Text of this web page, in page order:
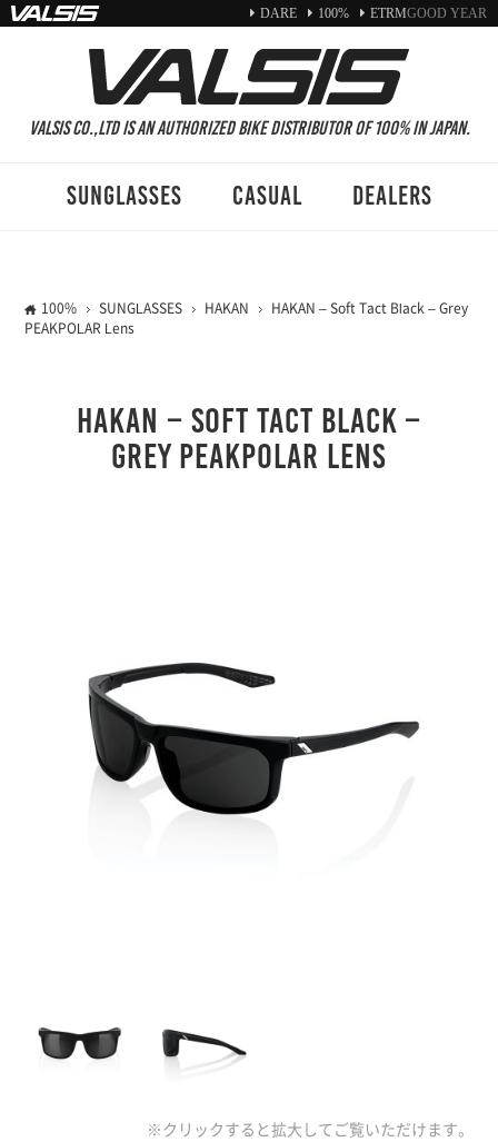
DARE 100% ETRMGOOD YEAR
VALSIS CO.,LTD is an authorized Bike distributor of 100% in Japan.
SUNGLASSES CASUAL DEALERS
100% SUNGLASSES HAKAN
HAKAN – Soft Tact Black – Grey
PEAKPOLAR Lens
HAKAN – Soft Tact Black –
Grey PEAKPOLAR Lens
※クリックすると拡大してご覧いただけます。